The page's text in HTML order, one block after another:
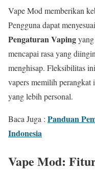
Vape Mod memberikan
Pengguna dapat
Pengaturan Vaping
mencapai rasa yang
menghisap. Fleksibilitas
vapers memilih perangkat
yang lebih personal.
Baca Juga : Panduan
Indonesia
Vape Mod: